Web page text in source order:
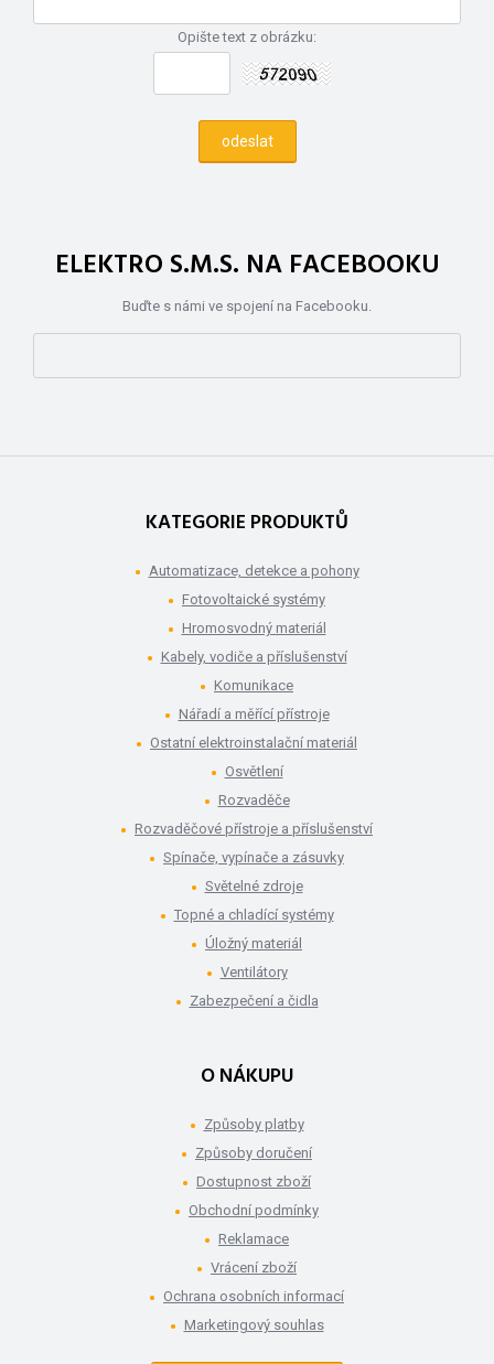
Opište text z obrázku:
ELEKTRO S.M.S. NA FACEBOOKU
Buďte s námi ve spojení na Facebooku.
KATEGORIE PRODUKTŮ
Automatizace, detekce a pohony
Fotovoltaické systémy
Hromosvodný materiál
Kabely, vodiče a příslušenství
Komunikace
Nářadí a měřící přístroje
Ostatní elektroinstalační materiál
Osvětlení
Rozvaděče
Rozvaděčové přístroje a příslušenství
Spínače, vypínače a zásuvky
Světelné zdroje
Topné a chladící systémy
Úložný materiál
Ventilátory
Zabezpečení a čidla
O NÁKUPU
Způsoby platby
Způsoby doručení
Dostupnost zboží
Obchodní podmínky
Reklamace
Vrácení zboží
Ochrana osobních informací
Marketingový souhlas